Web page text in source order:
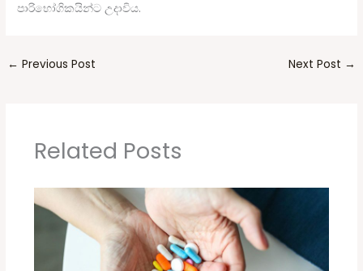
පාරිභෝගිකයින්ට උදාවිය.
← Previous Post Next Post →
Related Posts